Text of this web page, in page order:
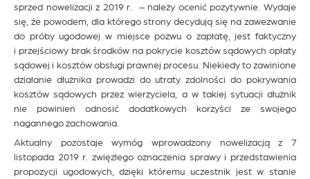
sprzed nowelizacji z 2019 r. – należy ocenić pozytywnie. Wydaje
się, że powodem, dla którego strony decydują się na zawezwanie
do próby ugodowej w miejsce pozwu o zapłatę, jest faktyczny
i przejściowy brak środków na pokrycie kosztów sądowych opłaty
sądowej i kosztów obsługi prawnej procesu. Niekiedy to zawinione
działanie dłużnika prowadzi do utraty zdolności do pokrywania
kosztów sądowych przez wierzyciela, a w takiej sytuacji dłużnik
nie powinien odnosić dodatkowych korzyści ze swojego
nagannego zachowania.
Aktualny pozostaje wymóg wprowadzony nowelizacją z 7
listopada 2019 r. zwięzłego oznaczenia sprawy i przedstawienia
propozycji ugodowych, dzięki któremu uczestnik jest w stanie